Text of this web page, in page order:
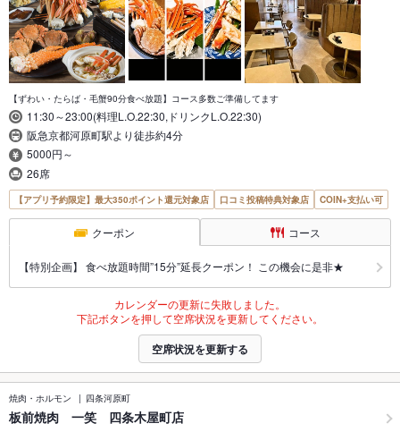
【ずわい・たらば・毛蟹90分食べ放題】コース多数ご準備してます
11:30～23:00(料理L.O.22:30,ドリンクL.O.22:30)
阪急京都河原町駅より徒歩約4分
5000円～
26席
【アプリ予約限定】最大350ポイント還元対象店 口コミ投稿特典対象店 COIN+支払い可
クーポン コース
【特別企画】 食べ放題時間”15分”延長クーポン！ この機会に是非★
カレンダーの更新に失敗しました。
下記ボタンを押して空席状況を更新してください。
空席状況を更新する
焼肉・ホルモン 四条河原町
板前焼肉 一笑 四条木屋町店